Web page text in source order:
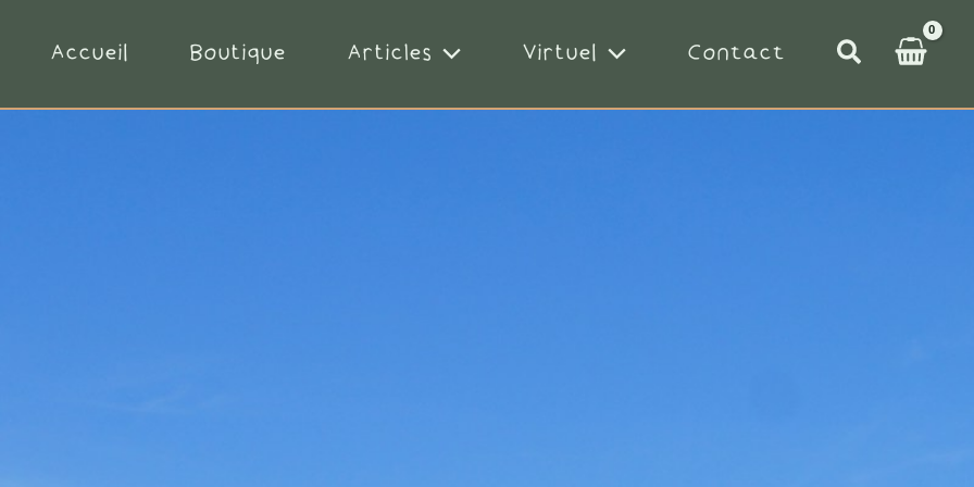
Accueil Boutique Articles Virtuel Contact Rechercher